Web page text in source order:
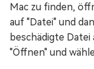
Mac zu finden,
auf "Datei" und
beschädigte
"Öffnen" und